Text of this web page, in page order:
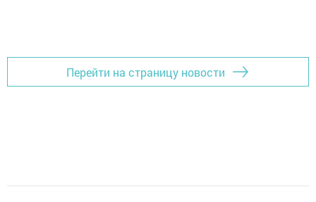
Перейти на страницу новости